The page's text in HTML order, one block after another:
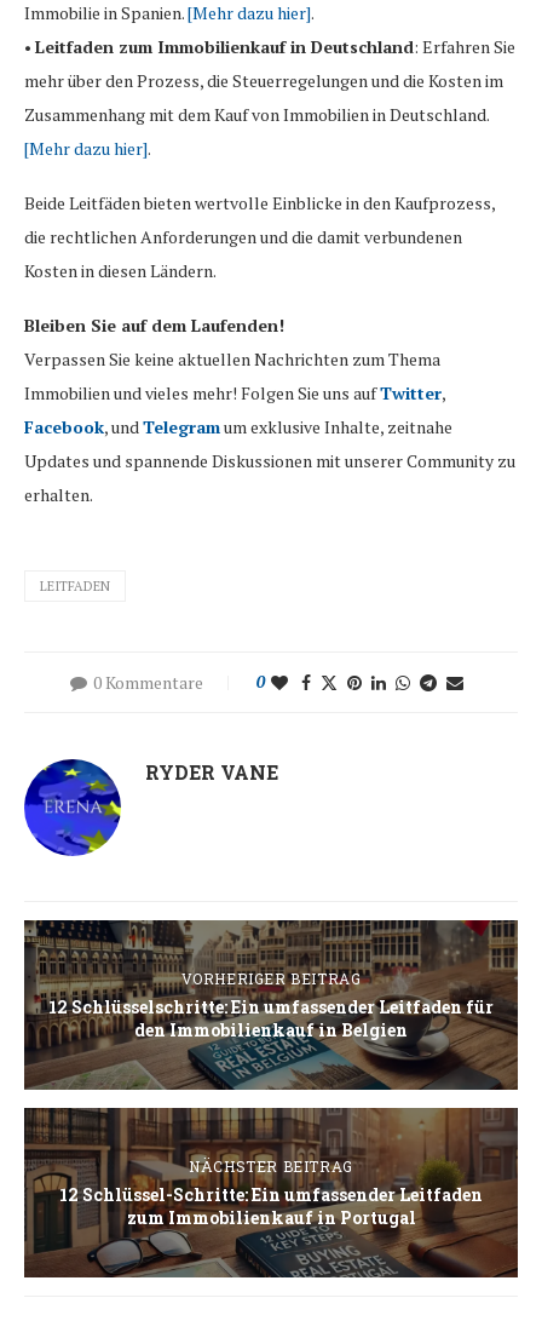
Immobilie in Spanien.[Mehr dazu hier].
• Leitfaden zum Immobilienkauf in Deutschland: Erfahren Sie
mehr über den Prozess, die Steuerregelungen und die Kosten im
Zusammenhang mit dem Kauf von Immobilien in Deutschland.
[Mehr dazu hier].
Beide Leitfäden bieten wertvolle Einblicke in den Kaufprozess,
die rechtlichen Anforderungen und die damit verbundenen
Kosten in diesen Ländern.
Bleiben Sie auf dem Laufenden!
Verpassen Sie keine aktuellen Nachrichten zum Thema
Immobilien und vieles mehr! Folgen Sie uns aufTwitter,
Facebook, undTelegramum exklusive Inhalte, zeitnahe
Updates und spannende Diskussionen mit unserer Community zu
erhalten.
LEITFADEN
0 Kommentare 0
RYDER VANE
VORHERIGER BEITRAG
12 Schlüsselschritte: Ein umfassender Leitfaden für
den Immobilienkauf in Belgien
NÄCHSTER BEITRAG
12 Schlüssel-Schritte: Ein umfassender Leitfaden
zum Immobilienkauf in Portugal